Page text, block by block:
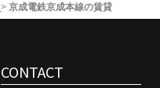
> 京成電鉄京成本線の賃貸
CONTACT